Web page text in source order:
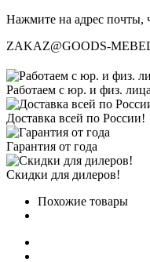
Нажмите на адрес почты,
ZAKAZ@GOODS-
Работаем с юр. и физ.
Доставка всей по России!
Гарантия от года
Скидки для дилеров!
Похожие товары